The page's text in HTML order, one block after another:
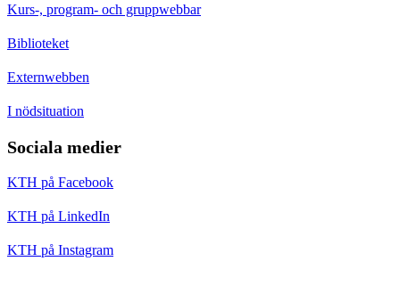
Kurs-, program- och gruppwebbar
Biblioteket
Externwebben
I nödsituation
Sociala medier
KTH på Facebook
KTH på LinkedIn
KTH på Instagram